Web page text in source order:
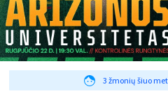
3 žmonių šiuo